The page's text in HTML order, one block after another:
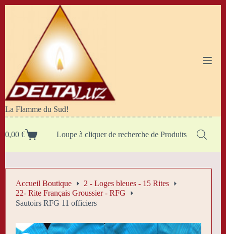
La Flamme du Sud!
Panier
0,00 € Loupe à cliquer de recherche de Produits
Accueil Boutique
2 - Loges bleues - 15 Rites
22- Rite Français Groussier - RFG
Sautoirs RFG 11 officiers